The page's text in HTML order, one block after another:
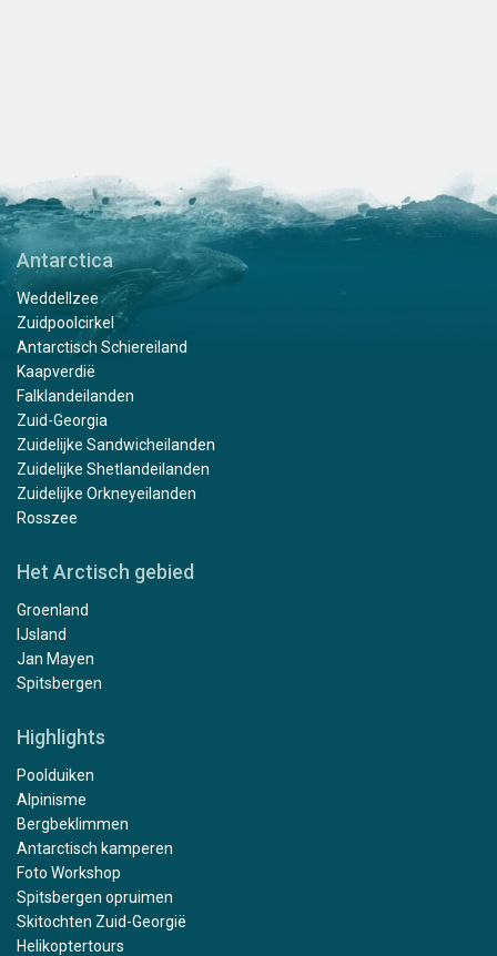
Antarctica
Weddellzee
Zuidpoolcirkel
Antarctisch Schiereiland
Kaapverdië
Falklandeilanden
Zuid-Georgia
Zuidelijke Sandwicheilanden
Zuidelijke Shetlandeilanden
Zuidelijke Orkneyeilanden
Rosszee
Het Arctisch gebied
Groenland
IJsland
Jan Mayen
Spitsbergen
Highlights
Poolduiken
Alpinisme
Bergbeklimmen
Antarctisch kamperen
Foto Workshop
Spitsbergen opruimen
Skitochten Zuid-Georgië
Helikoptertours